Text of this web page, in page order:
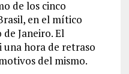
de los cinco
en el mítico
Janeiro. El
una hora de retraso
del mismo.